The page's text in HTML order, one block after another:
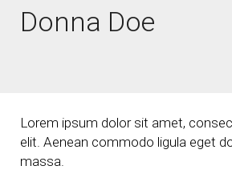
Donna Doe
Lorem ipsum dolor sit amet,
elit. Aenean commodo ligula eget
massa.